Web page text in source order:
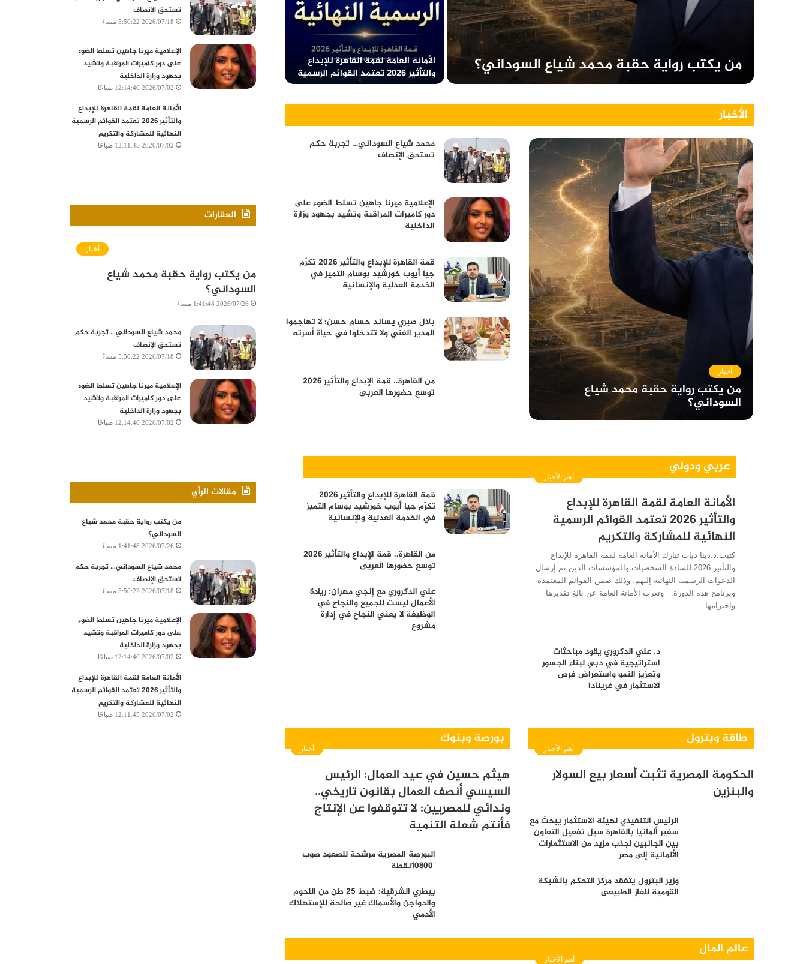
من يكتب رواية حقبة محمد شياع السوداني؟
الأمانة العامة لقمة القاهرة للإبداع
والتأثير 2026 تعتمد القوائم الرسمية
النهائية للمشاركة والتكريم
الأخبار
أخبار
من يكتب رواية حقبة محمد شياع
السوداني؟
محمد شياع السوداني… تجربة حكم
تستحق الإنصاف
الإعلامية ميرنا جاهين تسلط الضوء على
دور كاميرات المراقبة وتشيد بجهود وزارة
الداخلية
قمة القاهرة للإبداع والتأثير 2026 تكرّم
جيا أيوب خورشيد بوسام التميز في
الخدمة العدلية والإنسانية
بلال صبري يساند حسام حسن: لا تهاجموا
المدير الفني ولا تتدخلوا في حياة أسرته
من القاهرة.. قمة الإبداع والتأثير 2026
توسع حضورها العربى
عربي ودولي
أهم الأخبار
الأمانة العامة لقمة القاهرة للإبداع
والتأثير 2026 تعتمد القوائم الرسمية
النهائية للمشاركة والتكريم
كتبت:د.دينا دياب تبارك الأمانة العامة لقمة القاهرة للإبداع
والتأثير 2026 للسادة الشخصيات والمؤسسات الذين تم إرسال
الدعوات الرسمية النهائية إليهم، وذلك ضمن القوائم المعتمدة
وبرنامج هذه الدورة. وتعرب الأمانة العامة عن بالغ تقديرها
واحترامها…
قمة القاهرة للإبداع والتأثير 2026
تكرّم جيا أيوب خورشيد بوسام التميز
في الخدمة العدلية والإنسانية
من القاهرة.. قمة الإبداع والتأثير 2026
توسع حضورها العربى
علي الدكروري مع إنجي مهران: ريادة
الأعمال ليست للجميع والنجاح في
الوظيفة لا يعني النجاح في إدارة
مشروع
د. علي الدكروري يقود مباحثات
استراتيجية في دبي لبناء الجسور
وتعزيز النمو واستعراض فرص
الاستثمار في غرينادا
طاقة وبترول
أهم الأخبار
الحكومة المصرية تثبت أسعار بيع السولار
والبنزين
الرئيس التنفيذي لهيئة الاستثمار يبحث مع
سفير ألمانيا بالقاهرة سبل تفعيل التعاون
بين الجانبين لجذب مزيد من الاستثمارات
الألمانية إلى مصر
وزير البترول يتفقد مركز التحكم بالشبكة
القومية للغاز الطبيعى
بورصة وبنوك
أخبار
هيثم حسين في عيد العمال: الرئيس
السيسي أنصف العمال بقانون تاريخي..
وندائي للمصريين: لا تتوقفوا عن الإنتاج
فأنتم شعلة التنمية
‬10800‭ ‬نقطة
بيطري الشرقية: ضبط 25 طن من اللحوم
والدواجن والأسماك غير صالحة للإستهلاك
الأدمي
عالم المال
أهم الأخبار
تستحق الإنصاف
2026/07/18 5:50:22 مساءً
الإعلامية ميرنا جاهين تسلط الضوء
على دور كاميرات المراقبة وتشيد
بجهود وزارة الداخلية
2026/07/02 12:14:40 صباحًا
الأمانة العامة لقمة القاهرة للإبداع
والتأثير 2026 تعتمد القوائم الرسمية
النهائية للمشاركة والتكريم
2026/07/02 12:11:45 صباحًا
العقارات
أخبار
من يكتب رواية حقبة محمد شياع
السوداني؟
2026/07/26 1:41:48 مساءً
محمد شياع السوداني… تجربة حكم
تستحق الإنصاف
2026/07/18 5:50:22 مساءً
الإعلامية ميرنا جاهين تسلط الضوء
على دور كاميرات المراقبة وتشيد
بجهود وزارة الداخلية
2026/07/02 12:14:40 صباحًا
مقالات الرأي
من يكتب رواية حقبة محمد شياع
السوداني؟
2026/07/26 1:41:48 مساءً
محمد شياع السوداني… تجربة حكم
تستحق الإنصاف
2026/07/18 5:50:22 مساءً
الإعلامية ميرنا جاهين تسلط الضوء
على دور كاميرات المراقبة وتشيد
بجهود وزارة الداخلية
2026/07/02 12:14:40 صباحًا
الأمانة العامة لقمة القاهرة للإبداع
والتأثير 2026 تعتمد القوائم الرسمية
النهائية للمشاركة والتكريم
2026/07/02 12:11:45 صباحًا